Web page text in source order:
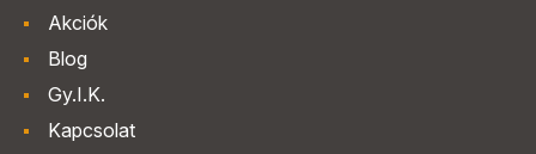
Akciók
Blog
Gy.I.K.
Kapcsolat